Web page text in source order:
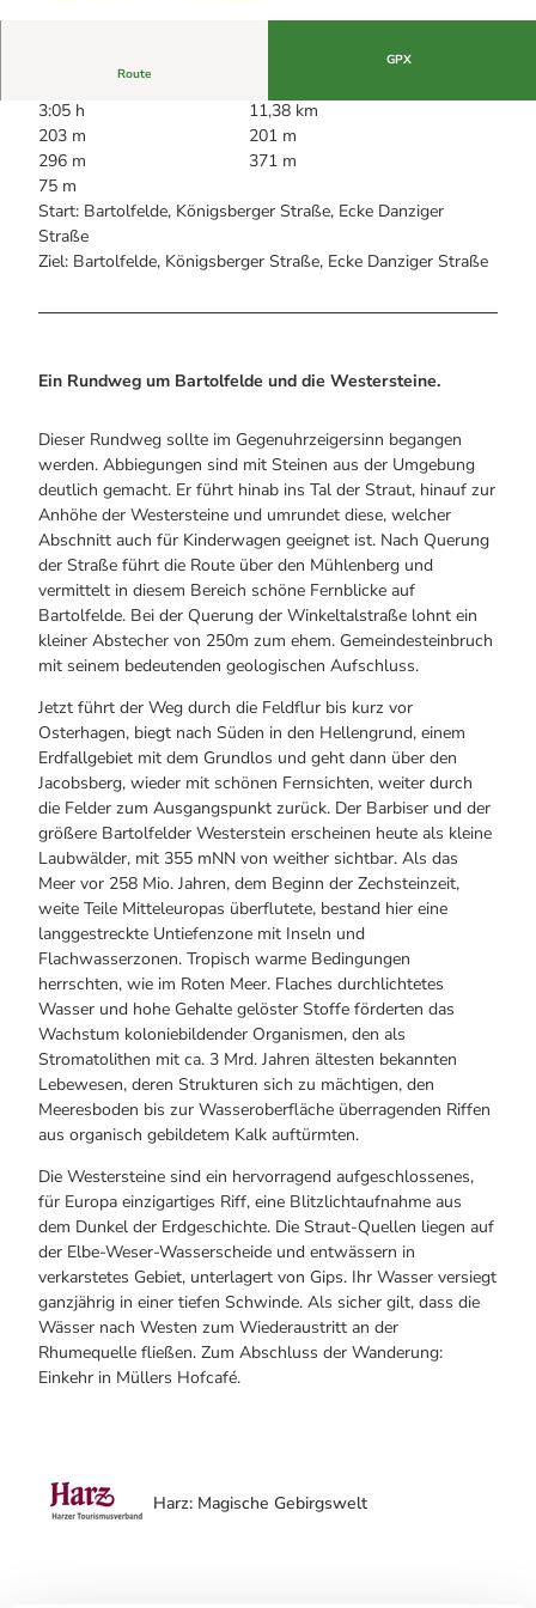
Wanderführer Jörg Kühnhold
Einkaufen
Route
GPX
3:05 h
11,38 km
203 m
201 m
296 m
371 m
75 m
Start: Bartolfelde, Königsberger Straße, Ecke Danziger
Straße
Ziel: Bartolfelde, Königsberger Straße, Ecke Danziger Straße
Ein Rundweg um Bartolfelde und die Westersteine.
Dieser Rundweg sollte im Gegenuhrzeigersinn begangen
werden. Abbiegungen sind mit Steinen aus der Umgebung
deutlich gemacht. Er führt hinab ins Tal der Straut, hinauf zur
Anhöhe der Westersteine und umrundet diese, welcher
Abschnitt auch für Kinderwagen geeignet ist. Nach Querung
der Straße führt die Route über den Mühlenberg und
vermittelt in diesem Bereich schöne Fernblicke auf
Bartolfelde. Bei der Querung der Winkeltalstraße lohnt ein
kleiner Abstecher von 250m zum ehem. Gemeindesteinbruch
mit seinem bedeutenden geologischen Aufschluss.
Jetzt führt der Weg durch die Feldflur bis kurz vor
Osterhagen, biegt nach Süden in den Hellengrund, einem
Erdfallgebiet mit dem Grundlos und geht dann über den
Jacobsberg, wieder mit schönen Fernsichten, weiter durch
die Felder zum Ausgangspunkt zurück. Der Barbiser und der
größere Bartolfelder Westerstein erscheinen heute als kleine
Laubwälder, mit 355 mNN von weither sichtbar. Als das
Meer vor 258 Mio. Jahren, dem Beginn der Zechsteinzeit,
weite Teile Mitteleuropas überflutete, bestand hier eine
langgestreckte Untiefenzone mit Inseln und
Flachwasserzonen. Tropisch warme Bedingungen
herrschten, wie im Roten Meer. Flaches durchlichtetes
Wasser und hohe Gehalte gelöster Stoffe förderten das
Wachstum koloniebildender Organismen, den als
Stromatolithen mit ca. 3 Mrd. Jahren ältesten bekannten
Lebewesen, deren Strukturen sich zu mächtigen, den
Meeresboden bis zur Wasseroberfläche überragenden Riffen
aus organisch gebildetem Kalk auftürmten.
Die Westersteine sind ein hervorragend aufgeschlossenes,
für Europa einzigartiges Riff, eine Blitzlichtaufnahme aus
dem Dunkel der Erdgeschichte. Die Straut-Quellen liegen auf
der Elbe-Weser-Wasserscheide und entwässern in
verkarstetes Gebiet, unterlagert von Gips. Ihr Wasser versiegt
ganzjährig in einer tiefen Schwinde. Als sicher gilt, dass die
Wässer nach Westen zum Wiederaustritt an der
Rhumequelle fließen. Zum Abschluss der Wanderung:
Einkehr in Müllers Hofcafé.
Harz: Magische Gebirgswelt